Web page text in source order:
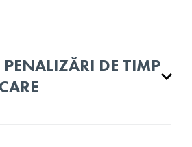
DE TIMP